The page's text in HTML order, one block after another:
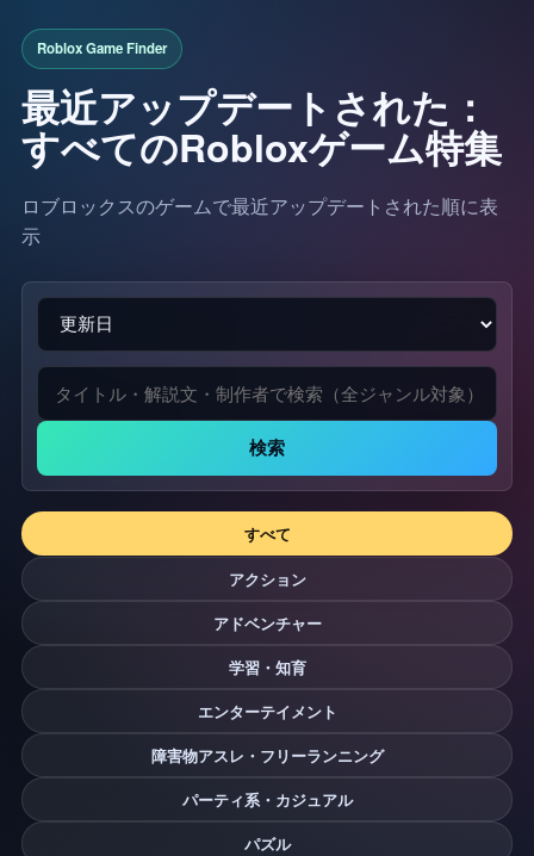
最近アップデートされた：
すべてのRobloxゲーム特集
ロブロックスのゲームで最近アップデートされた順に表
示
検索
すべて
アクション
アドベンチャー
学習・知育
エンターテイメント
障害物アスレ・フリーランニング
パーティ系・カジュアル
パズル